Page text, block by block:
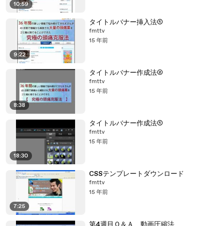
10:59
9:22
タイトルバナー挿入法①
fmttv
15 年前
8:38
タイトルバナー作成法②
fmttv
15 年前
18:30
タイトルバナー作成法①
fmttv
15 年前
7:25
CSSテンプレートダウンロード
fmttv
15 年前